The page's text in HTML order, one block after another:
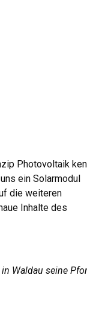
Photovoltaik
ein Solarmodul
die weiteren
Inhalte des
Waldau seine